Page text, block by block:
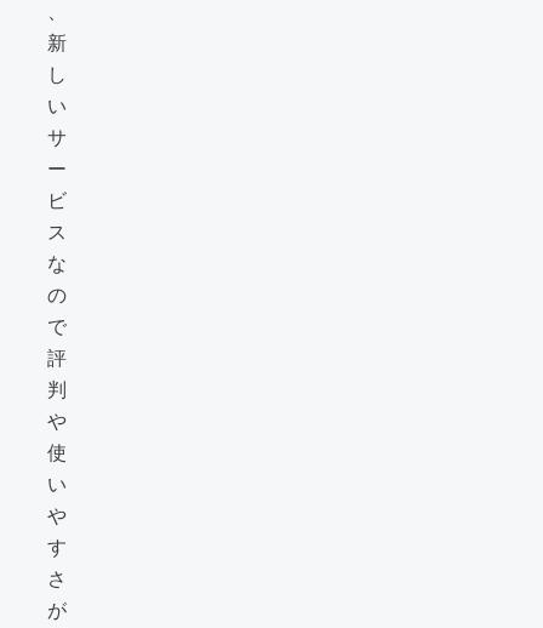
、
新
し
い
サ
ー
ビ
ス
な
の
で
評
判
や
使
い
や
す
さ
が